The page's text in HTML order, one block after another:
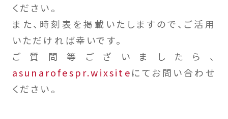
ください。
また、時刻表を掲載いたしますので、ご活用
いただければ幸いです。
ご質問等ございましたら、
asunarofespr.wixsiteにてお問い合わせ
ください。